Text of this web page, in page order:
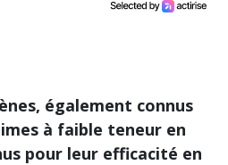
également connus
à faible teneur en
pour leur efficacité en